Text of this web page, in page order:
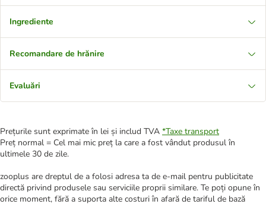
Ingrediente
Recomandare de hrănire
Evaluări
Prețurile sunt exprimate în lei și includ TVA *Taxe transport
Preț normal = Cel mai mic preț la care a fost vândut produsul în
ultimele 30 de zile.
zooplus are dreptul de a folosi adresa ta de e-mail pentru publicitate
directă privind produsele sau serviciile proprii similare. Te poți opune în
orice moment, fără a suporta alte costuri în afară de tariful de bază